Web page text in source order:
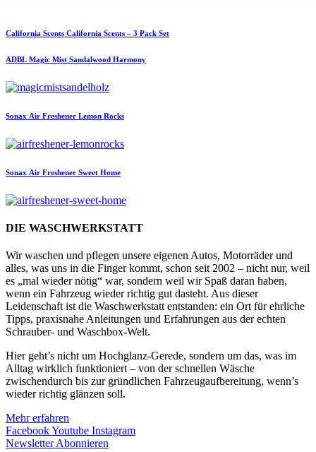
California Scents California Scents – 3 Pack Set
ADBL Magic Mist Sandalwood Harmony
Sonax Air Freshener Lemon Rocks
Sonax Air Freshener Sweet Home
DIE WASCHWERKSTATT
Wir waschen und pflegen unsere eigenen Autos, Motorräder und
alles, was uns in die Finger kommt, schon seit 2002 – nicht nur, weil
es „mal wieder nötig“ war, sondern weil wir Spaß daran haben,
wenn ein Fahrzeug wieder richtig gut dasteht. Aus dieser
Leidenschaft ist die Waschwerkstatt entstanden: ein Ort für ehrliche
Tipps, praxisnahe Anleitungen und Erfahrungen aus der echten
Schrauber- und Waschbox-Welt.
Hier geht’s nicht um Hochglanz-Gerede, sondern um das, was im
Alltag wirklich funktioniert – von der schnellen Wäsche
zwischendurch bis zur gründlichen Fahrzeugaufbereitung, wenn’s
wieder richtig glänzen soll.
Mehr erfahren
FacebookYoutube Instagram
Newsletter Abonnieren